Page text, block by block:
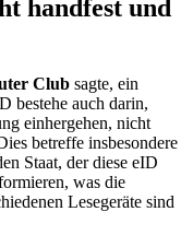
handfest und
Club sagte, ein
bestehe auch darin,
einhergehen, nicht
betreffe insbesondere
Staat, der diese eID
was die
Lesegeräte sind